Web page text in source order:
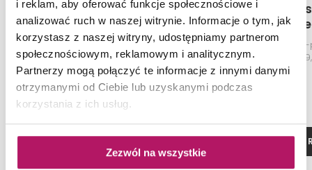
i reklam, aby oferować funkcje społecznościowe i
analizować ruch w naszej witrynie. Informacje o tym, jak
korzystasz z naszej witryny, udostępniamy partnerom
społecznościowym, reklamowym i analitycznym.
Partnerzy mogą połączyć te informacje z innymi danymi
otrzymanymi od Ciebie lub uzyskanymi podczas
korzystania z ich usług.
Zezwól na wszystkie
Cerrad Masterstone
White MAT mozaika
Mozaika, 30x30 cm
55,20 PLN
Cerrad
Graphite
Płytka
ZOBACZ